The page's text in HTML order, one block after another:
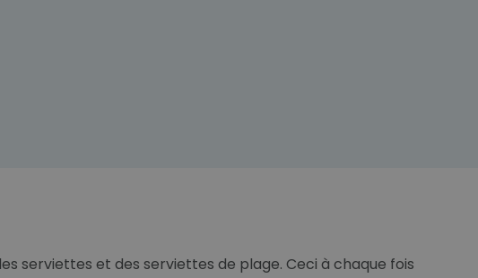
serviettes et des serviettes de plage. Ceci à chaque fois